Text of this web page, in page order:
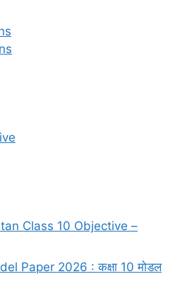
Class 10 Objective –
Paper 2026 : कक्षा 10 मोडल